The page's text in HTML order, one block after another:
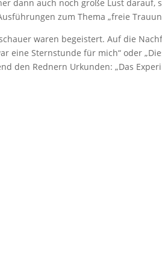
dann auch noch große Lust
zum Thema „freie
waren begeistert. Auf die
eine Sternstunde für mich“ oder
den Rednern Urkunden: „Das